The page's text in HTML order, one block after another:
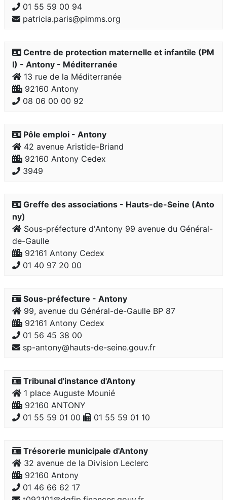
01 55 59 00 94
patricia.paris@pimms.org
Centre de protection maternelle et infantile (PM
I) - Antony - Méditerranée
13 rue de la Méditerranée
92160 Antony
08 06 00 00 92
Pôle emploi - Antony
42 avenue Aristide-Briand
92160 Antony Cedex
3949
Greffe des associations - Hauts-de-Seine (Anto
ny)
Sous-préfecture d'Antony 99 avenue du Général-
de-Gaulle
92161 Antony Cedex
01 40 97 20 00
Sous-préfecture - Antony
99, avenue du Général-de-Gaulle BP 87
92161 Antony Cedex
01 56 45 38 00
sp-antony@hauts-de-seine.gouv.fr
Tribunal d'instance d'Antony
1 place Auguste Mounié
92160 ANTONY
01 55 59 01 00
01 55 59 01 10
Trésorerie municipale d'Antony
32 avenue de la Division Leclerc
92160 Antony
01 46 66 62 17